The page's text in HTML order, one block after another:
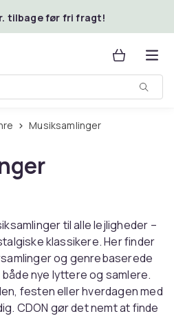
tilbage før fri fragt!
Musiksamlinger
til alle lejligheder –
klassikere. Her finder
og genrebaserede
nye lyttere og samlere.
festen eller hverdagen med
CDON gør det nemt at finde